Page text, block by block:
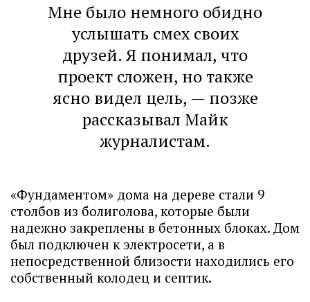
Мне было немного обидно
услышать смех своих
друзей. Я понимал, что
проект сложен, но также
ясно видел цель, — позже
рассказывал Майк
журналистам.
«Фундаментом» дома на дереве стали 9
столбов из болиголова, которые были
надежно закреплены в бетонных блоках. Дом
был подключен к электросети, а в
непосредственной близости находились его
собственный колодец и септик.